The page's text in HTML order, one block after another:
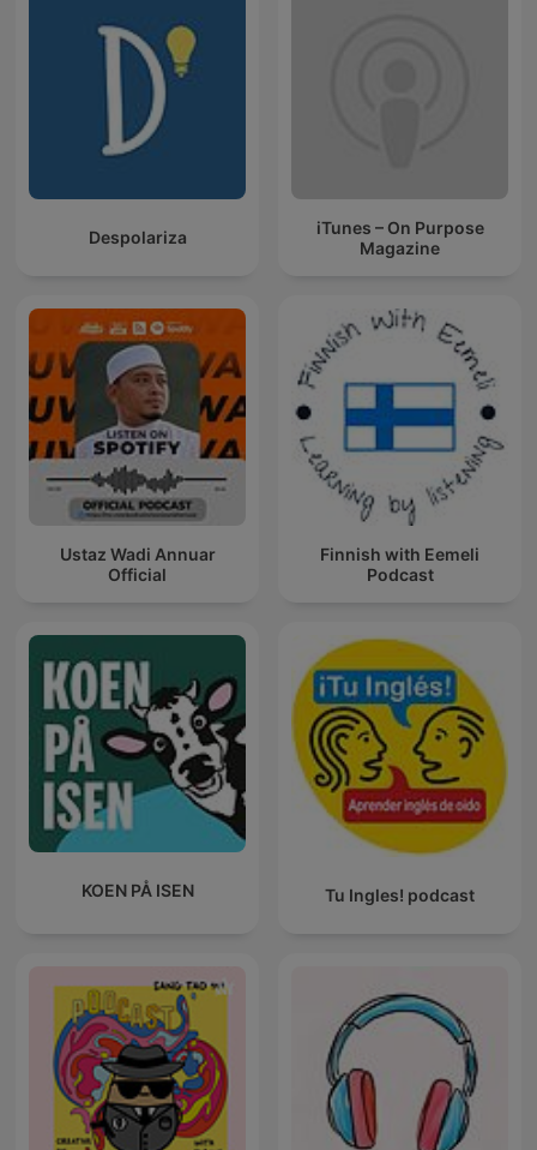
Despolariza
iTunes – On Purpose
Magazine
Ustaz Wadi Annuar
Official
Finnish with Eemeli
Podcast
KOEN PÅ ISEN Tu Ingles! podcast